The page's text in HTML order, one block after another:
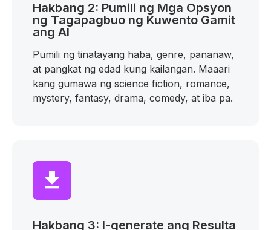
Hakbang 2: Pumili ng Mga Opsyon
ng Tagapagbuo ng Kuwento Gamit
ang AI
Pumili ng tinatayang haba, genre, pananaw,
at pangkat ng edad kung kailangan. Maaari
kang gumawa ng science fiction, romance,
mystery, fantasy, drama, comedy, at iba pa.
Hakbang 3: I-generate ang Resulta